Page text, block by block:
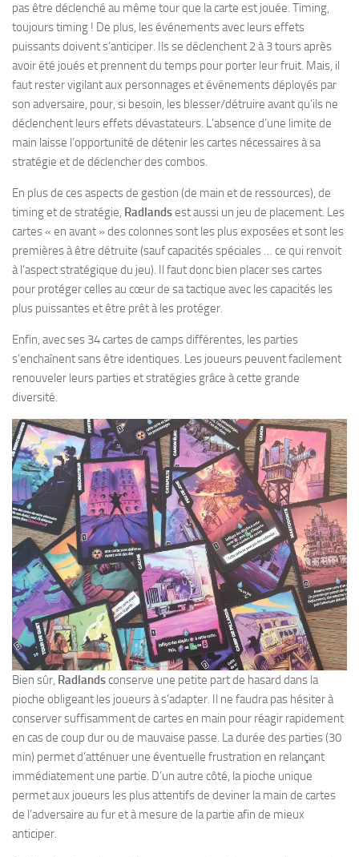
pas être déclenché au même tour que la carte est jouée. Timing,
toujours timing ! De plus, les événements avec leurs effets
puissants doivent s’anticiper. Ils se déclenchent 2 à 3 tours après
avoir été joués et prennent du temps pour porter leur fruit. Mais, il
faut rester vigilant aux personnages et événements déployés par
son adversaire, pour, si besoin, les blesser/détruire avant qu’ils ne
déclenchent leurs effets dévastateurs. L’absence d’une limite de
main laisse l’opportunité de détenir les cartes nécessaires à sa
stratégie et de déclencher des combos.
En plus de ces aspects de gestion (de main et de ressources), de
timing et de stratégie, Radlandsest aussi un jeu de placement. Les
cartes « en avant » des colonnes sont les plus exposées et sont les
premières à être détruite (sauf capacités spéciales … ce qui renvoit
à l’aspect stratégique du jeu). Il faut donc bien placer ses cartes
pour protéger celles au cœur de sa tactique avec les capacités les
plus puissantes et être prêt à les protéger.
Enfin, avec ses 34 cartes de camps différentes, les parties
s’enchaînent sans être identiques. Les joueurs peuvent facilement
renouveler leurs parties et stratégies grâce à cette grande
diversité.
Bien sûr, Radlandsconserve une petite part de hasard dans la
pioche obligeant les joueurs à s’adapter. Il ne faudra pas hésiter à
conserver suffisamment de cartes en main pour réagir rapidement
en cas de coup dur ou de mauvaise passe. La durée des parties (30
min) permet d’atténuer une éventuelle frustration en relançant
immédiatement une partie. D’un autre côté, la pioche unique
permet aux joueurs les plus attentifs de deviner la main de cartes
de l’adversaire au fur et à mesure de la partie afin de mieux
anticiper.